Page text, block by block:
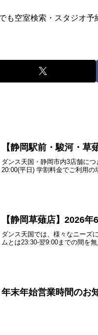
も空室検索・スタジオ
【静岡駅前・駿河・草
ダンス天国・静岡市内3店舗に
20:00(平日) 学割料金でご利用
【静岡草薙店】2026
ダンス天国では、様々なニーズ
ムとは23:30-翌9:00までの間を
年末年始営業時間のお